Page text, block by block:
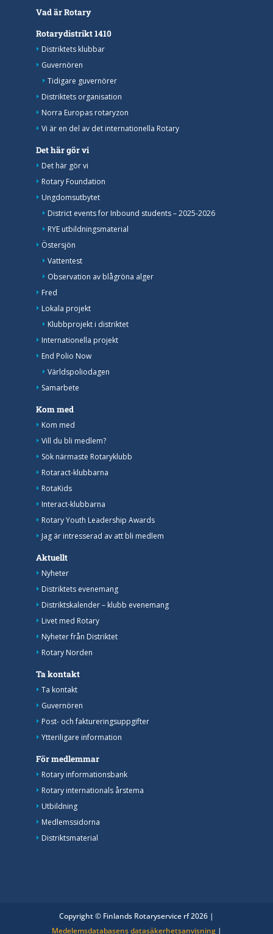
Vad är Rotary
Rotarydistrikt 1410
Distriktets klubbar
Guvernören
Tidigare guvernörer
Distriktets organisation
Norra Europas rotaryzon
Vi är en del av det internationella Rotary
Det här gör vi
Det här gör vi
Rotary Foundation
Ungdomsutbytet
District events for Inbound students – 2025-2026
RYE utbildningsmaterial
Östersjön
Vattentest
Observation av blågröna alger
Fred
Lokala projekt
Klubbprojekt i distriktet
Internationella projekt
End Polio Now
Världspoliodagen
Samarbete
Kom med
Kom med
Vill du bli medlem?
Sök närmaste Rotaryklubb
Rotaract-klubbarna
RotaKids
Interact-klubbarna
Rotary Youth Leadership Awards
Jag är intresserad av att bli medlem
Aktuellt
Nyheter
Distriktets evenemang
Distriktskalender – klubb evenemang
Livet med Rotary
Nyheter från Distriktet
Rotary Norden
Ta kontakt
Ta kontakt
Guvernören
Post- och faktureringsuppgifter
Ytteriligare information
För medlemmar
Rotary informationsbank
Rotary internationals årstema
Utbildning
Medlemssidorna
Distriktsmaterial
Copyright © Finlands Rotaryservice rf 2026 |
Medelemsdatabasens datasäkerhetsanvisning|